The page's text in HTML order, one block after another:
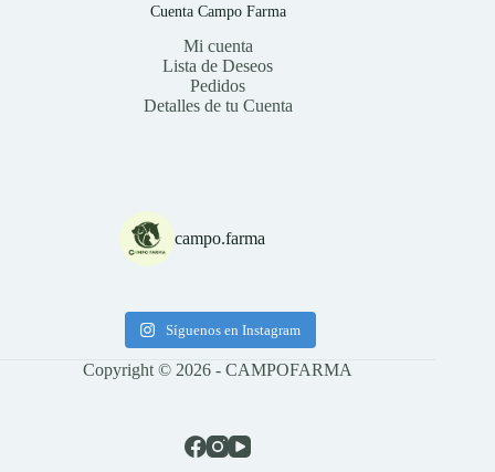
Cuenta Campo Farma
Mi cuenta
Lista de Deseos
Pedidos
Detalles de tu Cuenta
campo.farma
Síguenos en Instagram
Copyright © 2026 - CAMPOFARMA